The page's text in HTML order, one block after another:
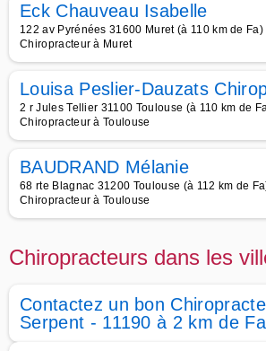
Eck Chauveau Isabelle
122 av Pyrénées 31600 Muret (à 110 km de Fa)
Chiropracteur à Muret
Louisa Peslier-Dauzats
2 r Jules Tellier 31100 Toulouse (à 110 km de
Chiropracteur à Toulouse
BAUDRAND Mélanie
68 rte Blagnac 31200 Toulouse (à 112 km de
Chiropracteur à Toulouse
Chiropracteurs dans les
Contactez un bon
Serpent - 11190 à 2 km de Fa